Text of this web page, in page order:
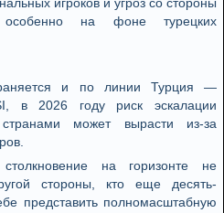
особенно на фоне турецких
и по линии Турция —
в 2026 году риск эскалации
может вырасти из-за
на горизонте не
стороны, кто еще десять-
представить полномасштабную